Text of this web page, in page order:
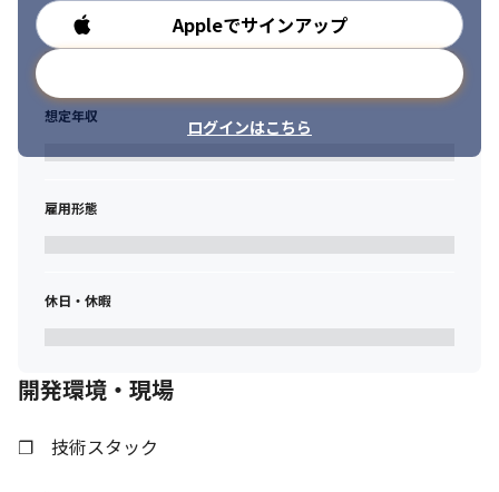
Appleでサインアップ
ログインはこちら
勤務時間
想定年収
雇用形態
休日・休暇
開発環境・現場
❐　技術スタック